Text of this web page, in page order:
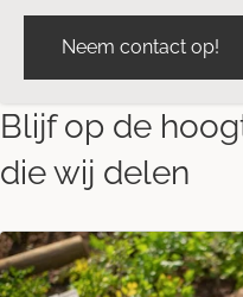
Neem contact op!
Blijf op de
die wij delen